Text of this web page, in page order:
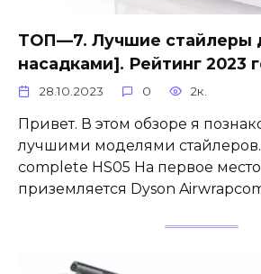
ТОП—7. Лучшие стайлеры
насадками]. Рейтинг 2023
28.10.2023 0 2к.
Привет. В этом обзоре я
лучшими моделями
complete HS05 На первое
приземляется Dyson